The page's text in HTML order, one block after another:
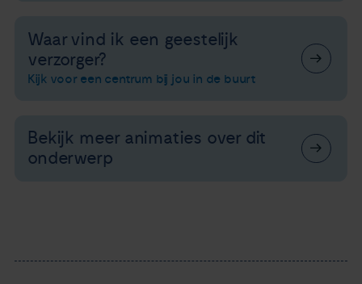
Waar vind ik een geestelijk
verzorger?
Kijk voor een centrum bij jou in de buurt
Bekijk meer animaties over dit
onderwerp